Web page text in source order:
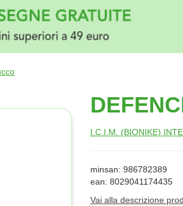
I.C.I.M. (BIONIKE)
minsan: 986782389
ean: 8029041174435
Vai alla descrizione